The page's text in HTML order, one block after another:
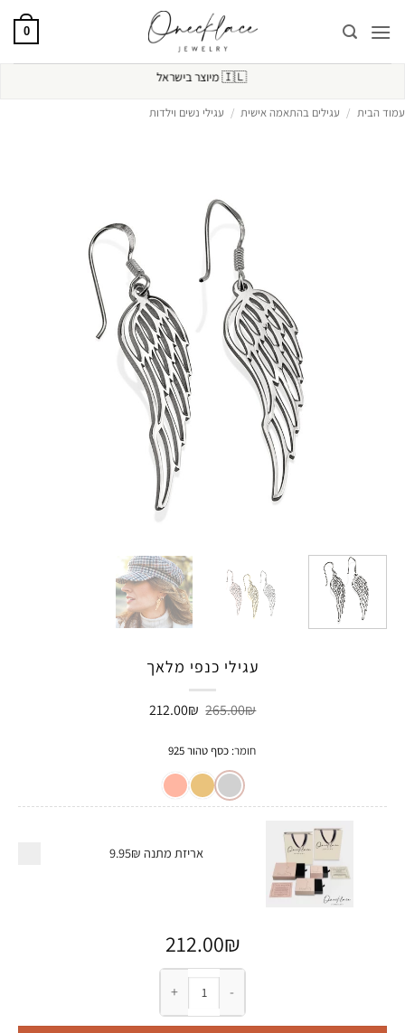
0
🇮🇱מיוצר בישראל
עמוד הבית / עגילים בהתאמה אישית / עגילי נשים וילדות
עגילי כנפי מלאך
265.00₪ המחיר
265.00₪.
212.00₪ המחיר
חומר:כסף טהור 925
אריזת מתנה 9.95₪
212.00₪
כמות של עגילי כנפי מלאך